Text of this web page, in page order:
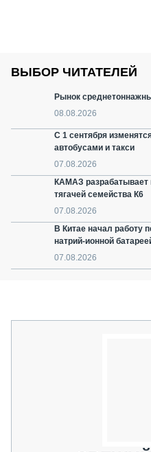
ВЫБОР ЧИТАТЕЛЕЙ
Рынок
08.08.2026
С 1 сентября
автобусами и такси
07.08.2026
КАМАЗ разрабатывает
тягачей семейства К6
07.08.2026
В Китае начал работу
натрий-ионной
07.08.2026